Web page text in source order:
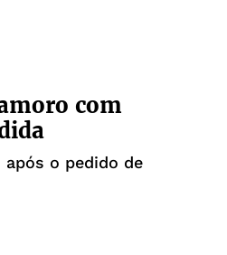
com
após o pedido de